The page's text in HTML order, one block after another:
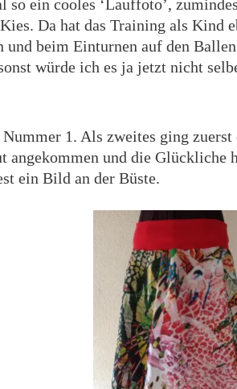
so ein cooles ‘Lauffoto’,
Da hat das Training als Kind
und beim Einturnen auf den
würde ich es ja jetzt nicht
1. Als zweites ging
angekommen und die Glückliche
ein Bild an der Büste.